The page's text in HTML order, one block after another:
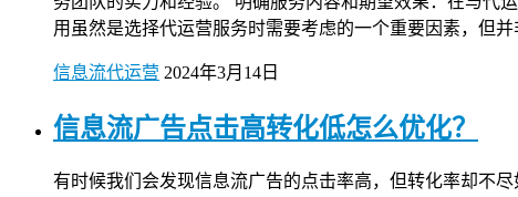
用虽然是选择代运营服务时需要考虑的一个重要因素，但
信息流代运营 2024年3月14日
信息流广告点击高转化低怎么优化？
有时候我们会发现信息流广告的点击率高，但转化率却不